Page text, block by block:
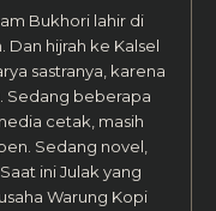
Bukhori lahir di
Dan hijrah ke Kalsel
sastranya, karena
Sedang beberapa
cetak, masih
Sedang novel,
ini Julak yang
Warung Kopi